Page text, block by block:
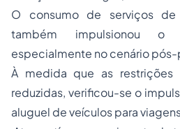
O consumo de serviços
também impulsionou o
especialmente no cenário
À medida que as
reduzidas, verificou-se o
aluguel de veículos para